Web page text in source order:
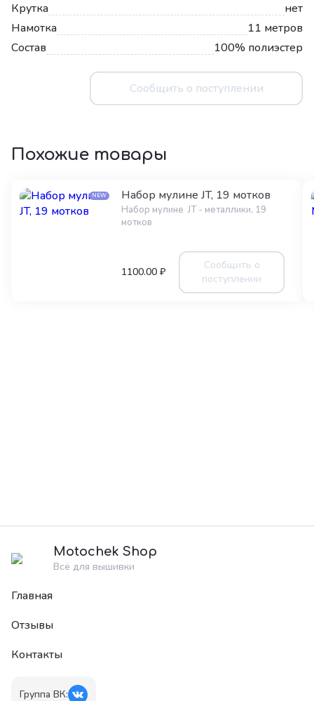
Крутка
нет
Намотка
11 метров
Состав
100% полиэстер
Сообщить о поступлении
Похожие товары
NEW Набор мулине JT, 19 мотков
Набор мулине JT - металлики, 19
мотков
1100.00 ₽
Сообщить о
поступлении
Motochek Shop
Всё для вышивки
Главная
Отзывы
Контакты
Группа ВК: